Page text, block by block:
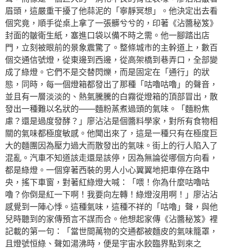
眉頭，這嚴重干擾了他蒜泥的「寧靜冥想」。他決定出去看
個究竟，順手從桌上拿了一張髒兮兮的，印著《沾醬秘笈》
封面的皺衛生紙，塞進口袋以備不時之需。他一腳踏出店
門，立刻被眼前的景象震驚了。整條城市的主幹道上，數百
個交通信號燈，從東邊到西邊，從高架橋到巷弄口，全部變
成了綠燈。它們不是交替閃爍，而是固定在「通行」的狀
態，同時，每一個燈箱都發出了那種「咕嚕咕嚕」的聲音，
並且有一層淡淡的、熱氣騰騰的白霧從燈箱的頂部冒出，散
發出一種難以名狀的——麵粉蒸煮過頭的氣味。「麵粉焦
慮？還是過度發酵？」廖沾沾是個醬料學家，對所有食物相
關的氣味都極度敏感。他聞出來了，這是一種只有在極度巨
大的麵團因為壓力過大而散發出的氣味。街上的行人陷入了
混亂。汽車不知道該走還是該停，因為無論從哪個方向看，
都是綠燈。一個穿著西裝的男人小心翼翼地把車停在路中
央，搖下車窗，對著紅綠燈大喊：「喂！你為什麼咕嚕咕
嚕？你倒是紅一下啊！我要向左轉！綠燈沒用啊！」廖沾沾
感覺到一陣心悸。這種氣味，這種不祥的「咕嚕」聲，與他
兒時聽到的家傳預言不謀而合。他想起家傳《沾醬秘笈》裡
記載的第一句：「當世間萬物的交通都被麵皮的氣味籠罩，
且燈號恒綠、聲如湯沸時，便是宇宙水餃臨界點到來之